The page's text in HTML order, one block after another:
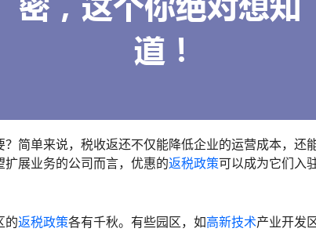
？简单来说，税收返还不仅能降低企业的运营成本，还
展业务的公司而言，优惠的返税政策可以成为它们入
的返税政策各有千秋。有些园区，如高新技术产业开发